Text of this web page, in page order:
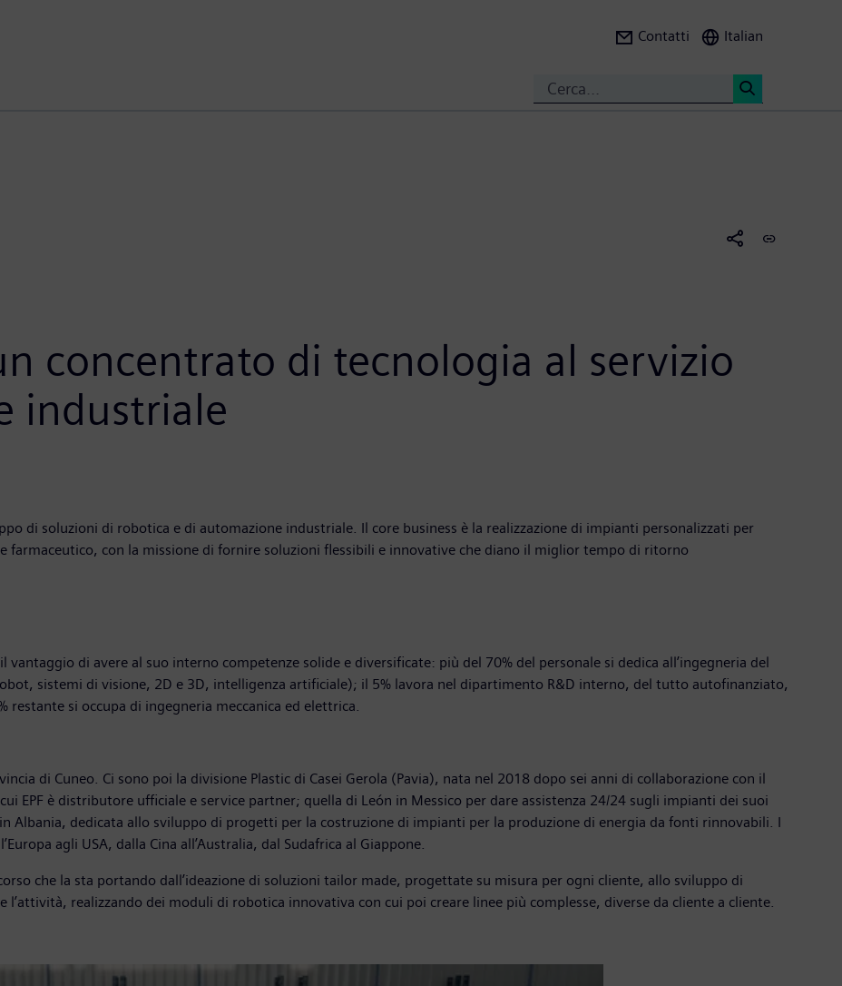
Contatti Italian
concentrato di tecnologia al servizio
industriale
di soluzioni di robotica e di automazione industriale. Il core business è la realizzazione di impianti personalizzati per
con la missione di fornire soluzioni flessibili e innovative che diano il miglior tempo di ritorno
vantaggio di avere al suo interno competenze solide e diversificate: più del 70% del personale si dedica all’ingegneria del
sistemi di visione, 2D e 3D, intelligenza artificiale); il 5% lavora nel dipartimento R&D interno, del tutto autofinanziato,
si occupa di ingegneria meccanica ed elettrica.
di Cuneo. Ci sono poi la divisione Plastic di Casei Gerola (Pavia), nata nel 2018 dopo sei anni di collaborazione con il
EPF è distributore ufficiale e service partner; quella di León in Messico per dare assistenza 24/24 sugli impianti dei suoi
Albania, dedicata allo sviluppo di progetti per la costruzione di impianti per la produzione di energia da fonti rinnovabili. I
agli USA, dalla Cina all’Australia, dal Sudafrica al Giappone.
che la sta portando dall’ideazione di soluzioni tailor made, progettate su misura per ogni cliente, allo sviluppo di
realizzando dei moduli di robotica innovativa con cui poi creare linee più complesse, diverse da cliente a cliente.